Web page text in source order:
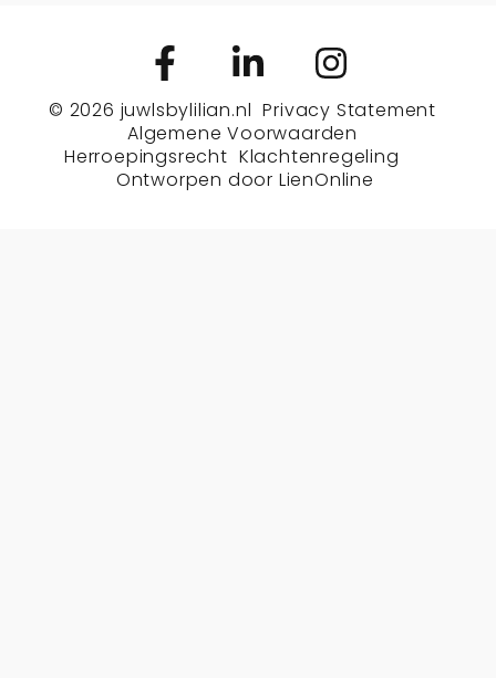
© 2026 juwlsbylilian.nl Privacy Statement
Algemene Voorwaarden
Herroepingsrecht Klachtenregeling
Ontworpen door LienOnline